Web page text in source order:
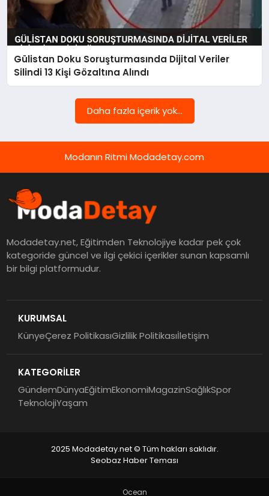
Gülistan Doku Soruşturmasında Dijital Veriler
Silindi 13 Kişi Gözaltına Alındı
Daha fazla içerik yok...
Modanın Ritmi Modadetay.com
Modadetay.net, Eğitimden Teknolojiye kadar pek çok
kategoride güncel ve ilgi çekici içerikler sunan kapsamlı
bir bilgi platformudur.
KURUMSAL
KünyeÇerez PolitikasıGizlilik Politikasıİletişim
KATEGORİLER
GündemDünyaEğitimEkonomiMagazinSağlıkSpor
TeknolojiYaşam
2025 Modadetay.net © Tüm hakları saklıdır.
Seobaz Haber Teması
Ocean